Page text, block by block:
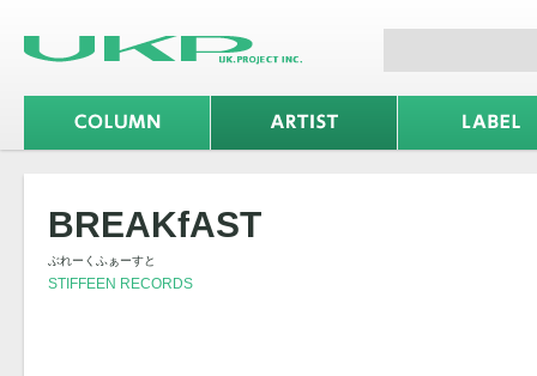
BREAKfAST
ぶれーくふぁーすと
STIFFEEN RECORDS